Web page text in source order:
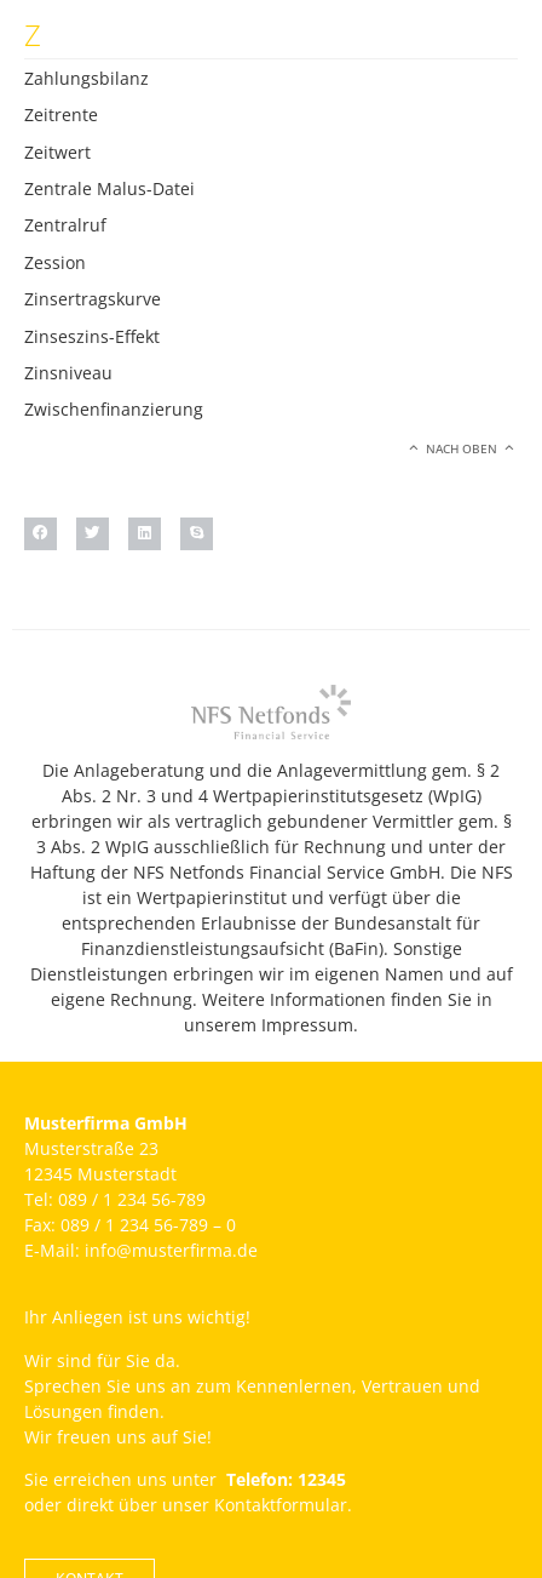
Z
Zahlungsbilanz
Zeitrente
Zeitwert
Zentrale Malus-Datei
Zentralruf
Zession
Zinsertragskurve
Zinseszins-Effekt
Zinsniveau
Zwischenfinanzierung
NACH OBEN
Die Anlageberatung und die Anlagevermittlung gem. § 2
Abs. 2 Nr. 3 und 4 Wertpapierinstitutsgesetz (WpIG)
erbringen wir als vertraglich gebundener Vermittler gem. §
3 Abs. 2 WpIG ausschließlich für Rechnung und unter der
Haftung der NFS Netfonds Financial Service GmbH. Die NFS
ist ein Wertpapierinstitut und verfügt über die
entsprechenden Erlaubnisse der Bundesanstalt für
Finanzdienstleistungsaufsicht (BaFin). Sonstige
Dienstleistungen erbringen wir im eigenen Namen und auf
eigene Rechnung. Weitere Informationen finden Sie in
unserem Impressum.
Musterfirma GmbH
Musterstraße 23
12345 Musterstadt
Tel: 089 / 1 234 56-789
Fax: 089 / 1 234 56-789 – 0
E-Mail: info@musterfirma.de
Ihr Anliegen ist uns wichtig!
Wir sind für Sie da.
Sprechen Sie uns an zum Kennenlernen, Vertrauen und
Lösungen finden.
Wir freuen uns auf Sie!
Sie erreichen uns unter Telefon: 12345
oder direkt über unser Kontaktformular.